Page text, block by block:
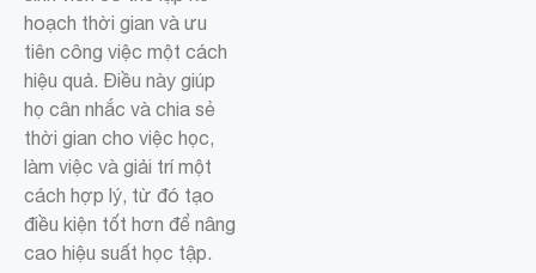
hoạch thời gian và ưu
tiên công việc một cách
hiệu quả. Điều này giúp
họ cân nhắc và chia sẻ
thời gian cho việc học,
làm việc và giải trí một
cách hợp lý, từ đó tạo
điều kiện tốt hơn để nâng
cao hiệu suất học tập.